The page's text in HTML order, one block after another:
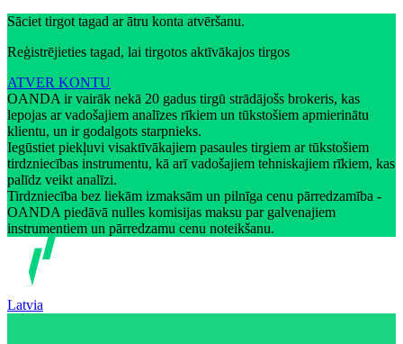
Sāciet tirgot tagad ar ātru konta atvēršanu.
Reģistrējieties tagad, lai tirgotos aktīvākajos tirgos
ATVER KONTU
OANDA ir vairāk nekā 20 gadus tirgū strādājošs brokeris, kas
lepojas ar vadošajiem analīzes rīkiem un tūkstošiem apmierinātu
klientu, un ir godalgots starpnieks.
Iegūstiet piekļuvi visaktīvākajiem pasaules tirgiem ar tūkstošiem
tirdzniecības instrumentu, kā arī vadošajiem tehniskajiem rīkiem, kas
palīdz veikt analīzi.
Tirdzniecība bez liekām izmaksām un pilnīga cenu pārredzamība -
OANDA piedāvā nulles komisijas maksu par galvenajiem
instrumentiem un pārredzamu cenu noteikšanu.
Latvia